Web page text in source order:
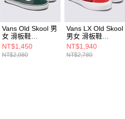
Vans Old Skool 男
女 滑板鞋
VN000D7ZPRM
NT$1,450
NT$2,080
Vans LX Old Skool
男女 滑板鞋
VN000D569IJ
NT$1,940
NT$2,780